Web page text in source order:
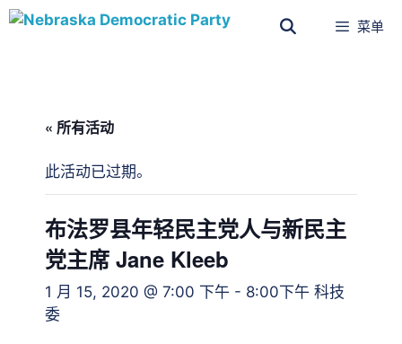
菜单
« 所有活动
此活动已过期。
布法罗县年轻民主党人与新民主
党主席 Jane Kleeb
1 月 15, 2020 @ 7:00 下午 - 8:00下午 科技
委